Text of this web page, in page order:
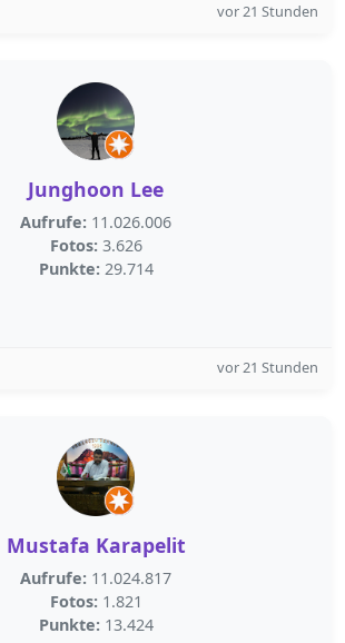
vor 21 Stunden
Junghoon Lee
Aufrufe: 11.026.006
Fotos: 3.626
Punkte: 29.714
vor 21 Stunden
Mustafa Karapelit
Aufrufe: 11.024.817
Fotos: 1.821
Punkte: 13.424